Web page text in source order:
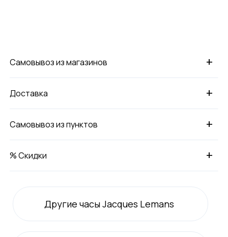
+
Самовывоз из магазинов
+
Доставка
+
Самовывоз из пунктов
+
% Скидки
Другие часы Jacques Lemans